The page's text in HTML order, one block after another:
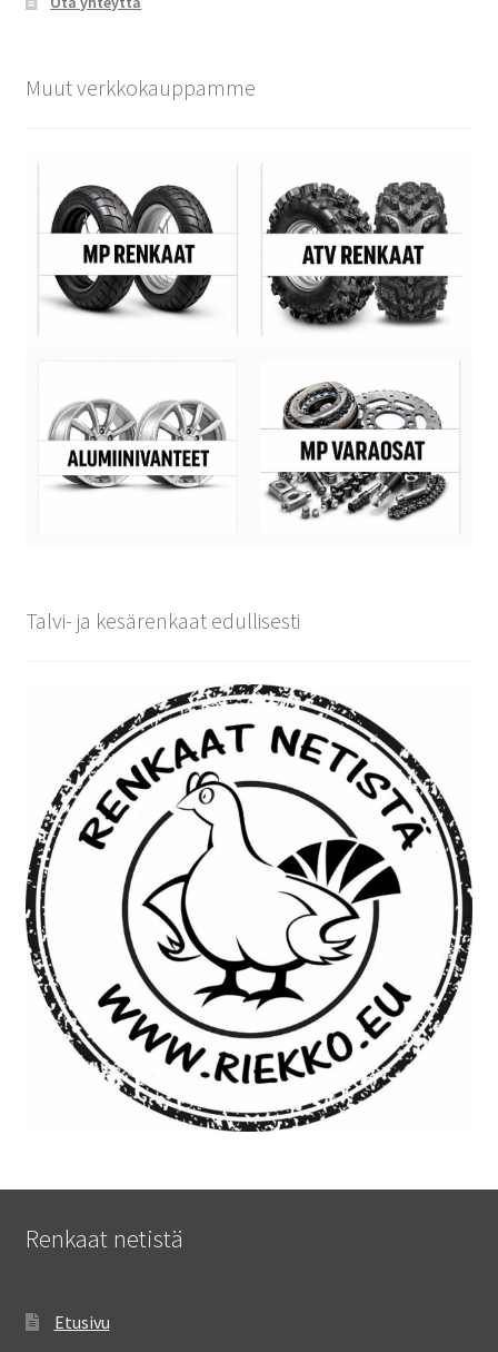
Muut verkkokauppamme
Talvi- ja kesärenkaat edullisesti
Renkaat netistä
Etusivu